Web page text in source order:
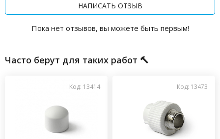
НАПИСАТЬ ОТЗЫВ
Пока нет отзывов, вы можете быть первым!
Часто берут для таких работ 🔨
Код: 13414 Код: 13473